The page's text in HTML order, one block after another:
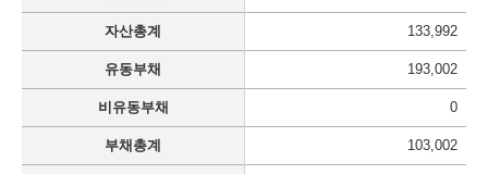
자산총계 133,992
유동부채 193,002
비유동부채 0
부채총계 103,002